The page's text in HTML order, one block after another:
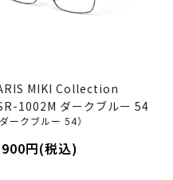
MIKI Collection
1002M ダークブルー 54
ダークブルー 54）
円(税込)